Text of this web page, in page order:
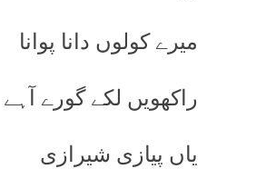
میرے کولوں دانا پوانا
راکھویں لکے گورے آہے
یاں پیازی شیرازی